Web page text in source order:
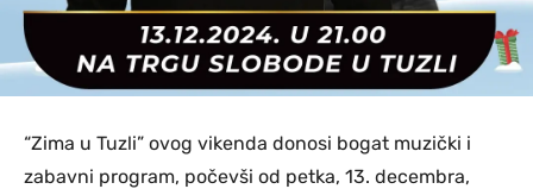
“Zima u Tuzli” ovog vikenda donosi bogat muzički i
zabavni program, počevši od petka, 13. decembra,